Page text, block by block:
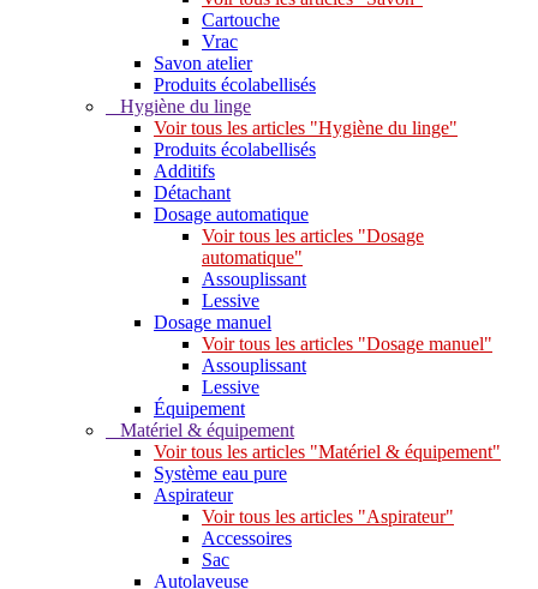
Cartouche
Vrac
Savon atelier
Produits écolabellisés
Hygiène du linge
Voir tous les articles "Hygiène du linge"
Produits écolabellisés
Additifs
Détachant
Dosage automatique
Voir tous les articles "Dosage
automatique"
Assouplissant
Lessive
Dosage manuel
Voir tous les articles "Dosage manuel"
Assouplissant
Lessive
Équipement
Matériel & équipement
Voir tous les articles "Matériel & équipement"
Système eau pure
Aspirateur
Voir tous les articles "Aspirateur"
Accessoires
Sac
Autolaveuse